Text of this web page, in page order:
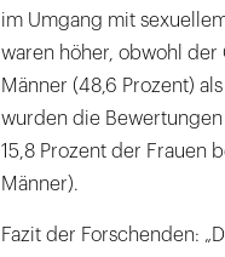
im Umgang mit
waren höher, obwohl
Männer (48,6 Prozent)
wurden die
15,8 Prozent der Frauen
Männer).
Fazit der Forschenden: